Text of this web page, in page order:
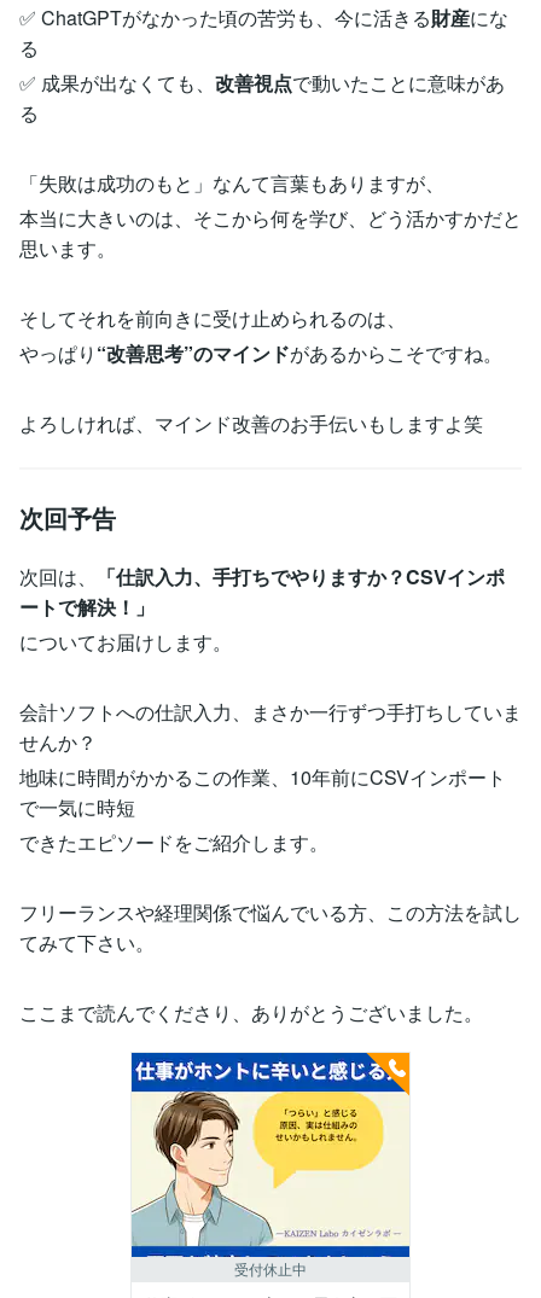
✅ ChatGPTがなかった頃の苦労も、今に活きる財産にな
る
✅ 成果が出なくても、 改善視点で動いたことに意味があ
る
「失敗は成功のもと」なんて言葉もありますが、
本当に大きいのは、そこから何を学び、どう活かすかだと
思います。
そしてそれを前向きに受け止められるのは、
やっぱり “改善思考”のマインドがあるからこそですね。
よろしければ、マインド改善のお手伝いもしますよ笑
次回予告
次回は、
「仕訳入力、手打ちでやりますか？CSVインポ
ートで解決！」
についてお届けします。
会計ソフトへの仕訳入力、まさか一行ずつ手打ちしていま
せんか？
地味に時間がかかるこの作業、10年前にCSVインポート
で一気に時短
できたエピソードをご紹介します。
フリーランスや経理関係で悩んでいる方、この方法を試し
てみて下さい。
ここまで読んでくださり、ありがとうございました。
受付休止中